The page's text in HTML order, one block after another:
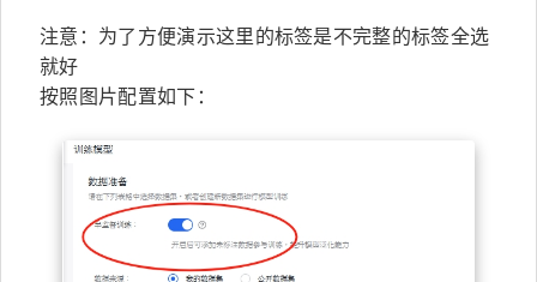
注意：为了方便演示这里的标签是不完整的标签全选
就好
按照图片配置如下：